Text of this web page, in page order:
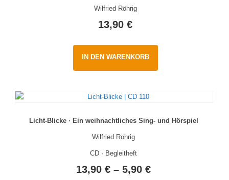
Wilfried Röhrig
13,90€
IN DEN WARENKORB
Licht-Blicke · Ein weihnachtliches Sing- und Hörspiel
Wilfried Röhrig
CD · Begleitheft
13,90€ –5,90€